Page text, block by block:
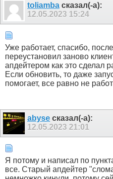
toliamba сказал(-а):
12.05.2023 15:24
Уже работает, спасибо,
переустановил заново
апдейтером как это сделал
Если обновить, то даже
помогает, все равно не
abyse сказал(-а):
12.05.2023 21:01
Я потому и написал по
все. Старый апдейтер